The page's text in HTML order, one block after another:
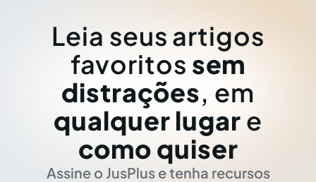
Leia seus artigos
favoritos sem
distrações, em
qualquer lugar e
como quiser
Assine o JusPlus e tenha recursos